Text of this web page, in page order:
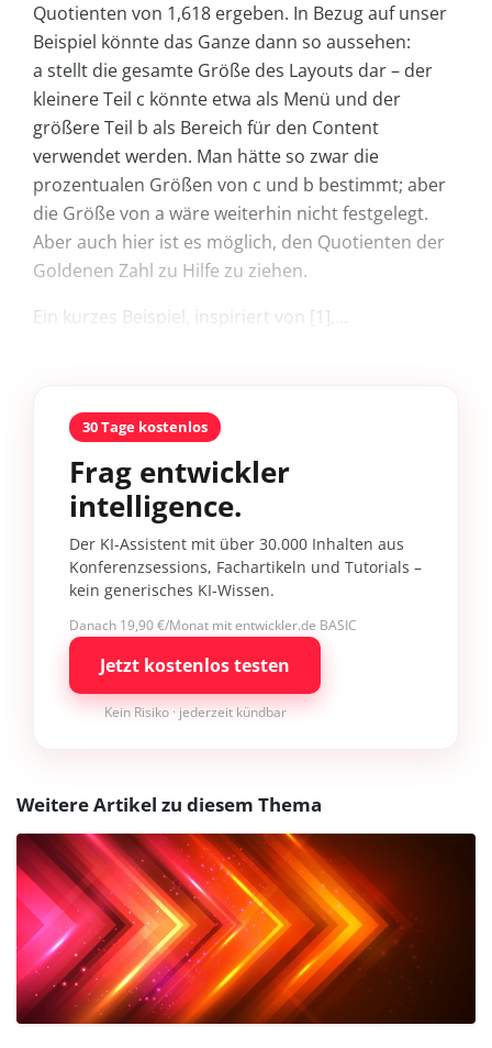
Quotienten von 1,618 ergeben. In Bezug auf unser
Beispiel könnte das Ganze dann so aussehen:
a stellt die gesamte Größe des Layouts dar – der
kleinere Teil c könnte etwa als Menü und der
größere Teil b als Bereich für den Content
verwendet werden. Man hätte so zwar die
prozentualen Größen von c und b bestimmt; aber
die Größe von a wäre weiterhin nicht festgelegt.
Aber auch hier ist es möglich, den Quotienten der
Goldenen Zahl zu Hilfe zu ziehen.
Ein kurzes Beispiel, inspiriert von [1],...
30 Tage kostenlos
Frag entwickler
intelligence.
Der KI-Assistent mit über 30.000 Inhalten aus
Konferenzsessions, Fachartikeln und Tutorials –
kein generisches KI-Wissen.
Danach 19,90 €/Monat mit entwickler.de BASIC
Jetzt kostenlos testen
Kein Risiko · jederzeit kündbar
Weitere Artikel zu diesem Thema